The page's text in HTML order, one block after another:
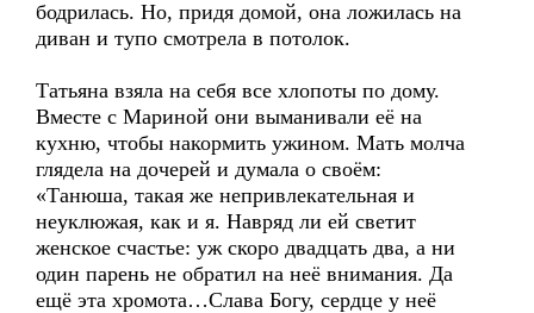
бодрилась. Но, придя домой, она ложилась на
диван и тупо смотрела в потолок.
Татьяна взяла на себя все хлопоты по дому.
Вместе с Мариной они выманивали её на
кухню, чтобы накормить ужином. Мать молча
глядела на дочерей и думала о своём:
«Танюша, такая же непривлекательная и
неуклюжая, как и я. Навряд ли ей светит
женское счастье: уж скоро двадцать два, а ни
один парень не обратил на неё внимания. Да
ещё эта хромота…Слава Богу, сердце у неё